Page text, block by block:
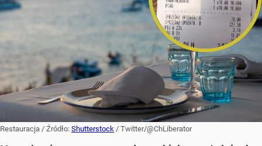
Restauracja / Źródło: Shutterstock / Twitter/@ChLiberator